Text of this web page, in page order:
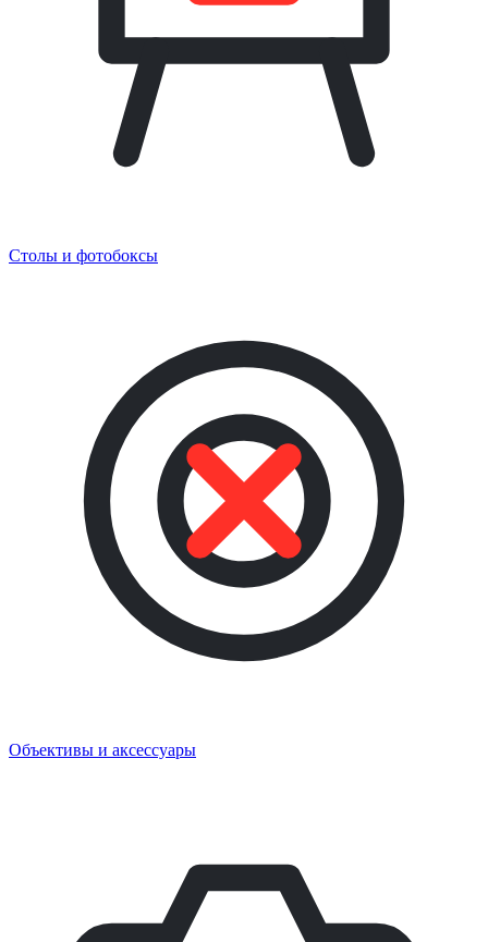
Столы и фотобоксы
Объективы и аксессуары